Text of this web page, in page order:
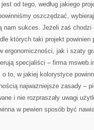
od tego, według jakiego
oszczędzać,
nam sukces. Jeżeli zaś
których taki projekt powinien
ergonomiczności, jak i szaty
specjaliści – firma
o to, w jakiej kolorystyce
najważniejsze zasady –
i nie rozpraszały uwagi
w pewien sposób być